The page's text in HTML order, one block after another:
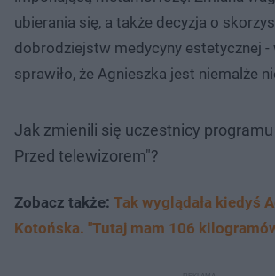
ubierania się, a także decyzja o
dobrodziejstw medycyny estetycznej
sprawiło, że Agnieszka jest niemalże
Jak zmienili się uczestnicy
Przed telewizorem"?
Zobacz także: Tak wyglądała kiedyś
Kotońska. "Tutaj mam 106